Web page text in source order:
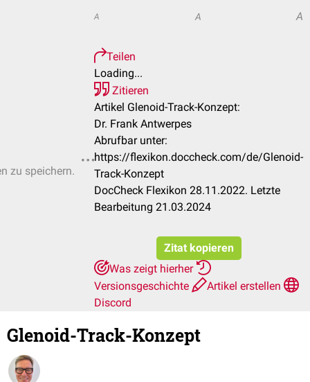
zu speichern.
A A A
Teilen
Loading...
Zitieren
Artikel Glenoid-Track-Konzept:
Dr. Frank Antwerpes
Abrufbar unter:
https://flexikon.doccheck.com/de/Glenoid-
Track-Konzept
DocCheck Flexikon 28.11.2022. Letzte
Bearbeitung 21.03.2024
Zitat kopieren
Was zeigt hierher
Versionsgeschichte
Artikel erstellen
Discord
Glenoid-Track-Konzept